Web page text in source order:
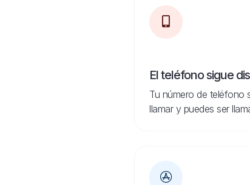
El teléfono sigue
Tu número de teléfono
llamar y puedes ser